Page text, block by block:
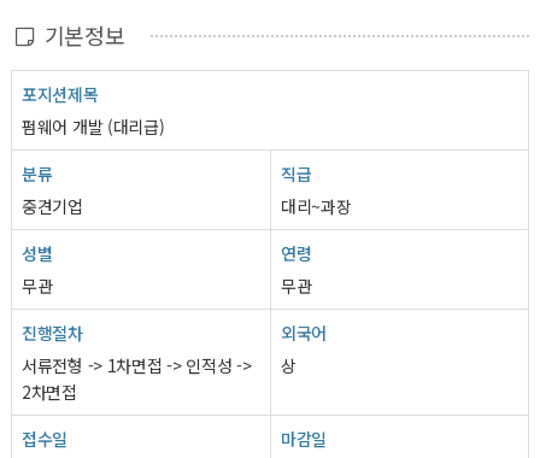
기본정보
포지션제목
펌웨어 개발 (대리급)
분류
중견기업
직급
대리~과장
성별
무관
연령
무관
진행절차
서류전형 -> 1차면접 -> 인적성 ->
2차면접
외국어
상
접수일
마감일